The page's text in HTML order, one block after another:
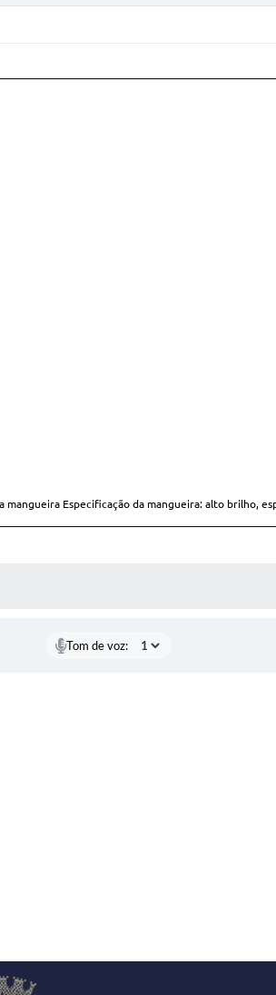
Especificação da mangueira: alto brilho,
Tom de voz: